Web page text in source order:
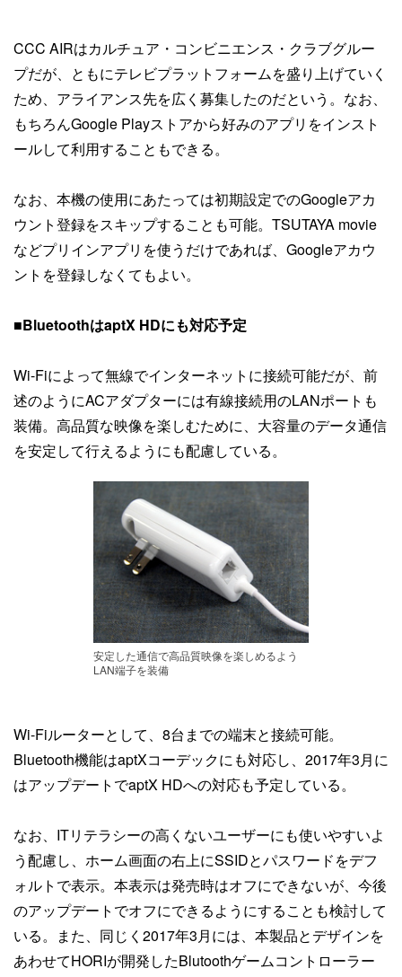
CCC AIRはカルチュア・コンビニエンス・クラブグルー
プだが、ともにテレビプラットフォームを盛り上げていく
ため、アライアンス先を広く募集したのだという。なお、
もちろんGoogle Playストアから好みのアプリをインスト
ールして利用することもできる。
なお、本機の使用にあたっては初期設定でのGoogleアカ
ウント登録をスキップすることも可能。TSUTAYA movie
などプリインアプリを使うだけであれば、Googleアカウ
ントを登録しなくてもよい。
■BluetoothはaptX HDにも対応予定
Wi-Fiによって無線でインターネットに接続可能だが、前
述のようにACアダプターには有線接続用のLANポートも
装備。高品質な映像を楽しむために、大容量のデータ通信
を安定して行えるようにも配慮している。
安定した通信で高品質映像を楽しめるよう
LAN端子を装備
Wi-Fiルーターとして、8台までの端末と接続可能。
Bluetooth機能はaptXコーデックにも対応し、2017年3月に
はアップデートでaptX HDへの対応も予定している。
なお、ITリテラシーの高くないユーザーにも使いやすいよ
う配慮し、ホーム画面の右上にSSIDとパスワードをデフ
ォルトで表示。本表示は発売時はオフにできないが、今後
のアップデートでオフにできるようにすることも検討して
いる。また、同じく2017年3月には、本製品とデザインを
あわせてHORIが開発したBlutoothゲームコントローラー